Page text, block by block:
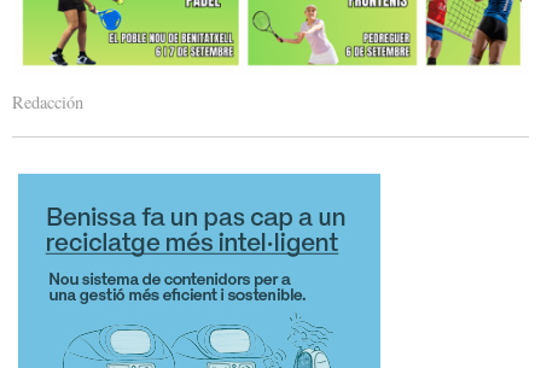
Redacción